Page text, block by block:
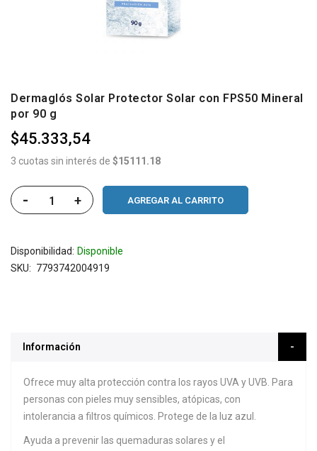
Dermaglós Solar Protector Solar con FPS50 Mineral
por 90 g
$45.333,54
3 cuotas sin interés de $15111.18
- + AGREGAR AL CARRITO
Disponibilidad: Disponible
SKU
7793742004919
Información
Ofrece muy alta protección contra los rayos UVA y UVB. Para
personas con pieles muy sensibles, atópicas, con
intolerancia a filtros químicos. Protege de la luz azul.
Ayuda a prevenir las quemaduras solares y el